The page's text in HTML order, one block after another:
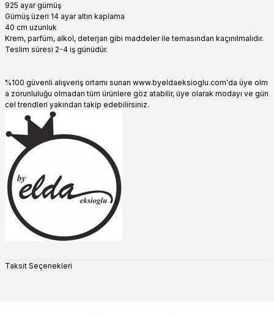
925 ayar gümüş
Gümüş üzeri 14 ayar altın kaplama
40 cm uzunluk
Krem, parfüm, alkol, deterjan gibi maddeler ile temasından kaçınılmalıdır.
Teslim süresi 2-4 iş günüdür.
%100 güvenli alışveriş ortamı sunan www.byeldaeksioglu.com'da üye olm
a zorunluluğu olmadan tüm ürünlere göz atabilir, üye olarak modayı ve gün
cel trendleri yakından takip edebilirsiniz.
Taksit Seçenekleri